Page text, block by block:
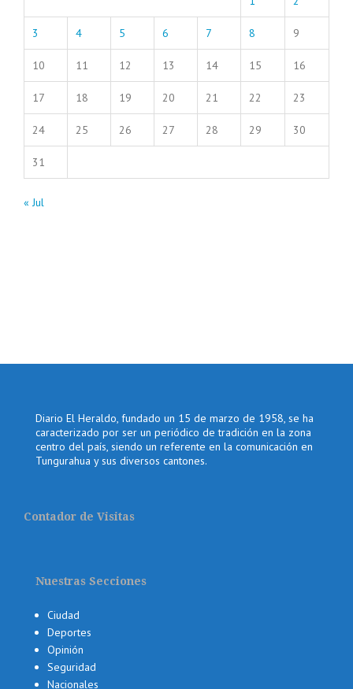
3 4 5 6 7 8 9
10 11 12 13 14 15 16
17 18 19 20 21 22 23
24 25 26 27 28 29 30
31
« Jul
Diario El Heraldo, fundado un 15 de marzo de 1958, se ha
caracterizado por ser un periódico de tradición en la zona
centro del país, siendo un referente en la comunicación en
Tungurahua y sus diversos cantones.
Contador de Visitas
Nuestras Secciones
Ciudad
Deportes
Opinión
Seguridad
Nacionales